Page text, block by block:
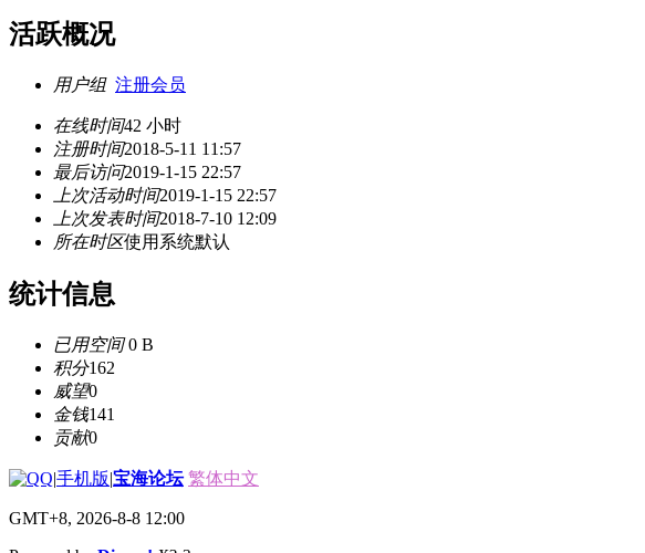
活跃概况
用户组 注册会员
在线时间42 小时
注册时间2018-5-11 11:57
最后访问2019-1-15 22:57
上次活动时间2019-1-15 22:57
上次发表时间2018-7-10 12:09
所在时区使用系统默认
统计信息
已用空间0 B
积分162
威望0
金钱141
贡献0
|手机版|宝海论坛 繁体中文
GMT+8, 2026-8-8 12:00